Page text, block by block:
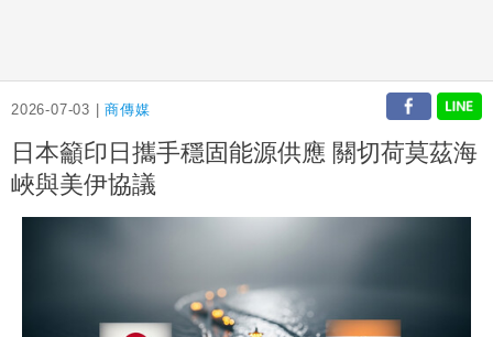
2026-07-03 |商傳媒
日本籲印日攜手穩固能源供應 關切荷莫茲海
峽與美伊協議